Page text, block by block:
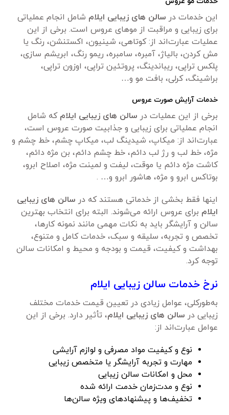
این خدمات در سالن های زیبایی ایلام شامل انجام عملیاتی
برای زیبایی و مراقبت از موهای عروس است. برخی از این
عملیات عبارت‌اند از: کوتاهی، شینیون، اکستنشن، رنگ یا
مش کردن، بالیاژ، آمبره، سامبره، ریمو رنگ، ابریشم سازی،
پلکس تراپی، ریباندینگ، پروتئین تراپی، اوزون تراپی،
براشینگ، کرلی، بافت مو و…
خدمات آرایش صورت عروس
برخی از این عملیات در سالن های زیبایی ایلام که شامل
انجام عملیاتی برای زیبایی و جذابیت صورت عروس است،
عبارت‌اند از: میکاپ، شیدینگ لب، میکاپ چشم، خط چشم و
مژه، خط لب و رژ لب دائم، خط چشم دائم، بن مژه دائم،
کاشت مژه دائم یا موقت، لیفت و لمینت مژه، اصلاح ابرو،
بوتاکس ابرو و مژه، هاشور ابرو و… .
اینها فقط بخشی از خدماتی هستند که در سالن های زیبایی
ایلام برای عروس ارائه می‌شوند. البته برای انتخاب بهترین
سالن و آرایشگر باید به نکات مهمی مانند نمونه کارها،
تخصص و تجربه، سلیقه و سبک، خدمات کامل و متنوع،
بهداشت و کیفیت، قیمت و بودجه و محیط و امکانات سالن
توجه کرد.
نرخ خدمات سالن زیبایی ایلام
به‌طورکلی، عوامل زیادی در تعیین قیمت خدمات مختلف
زیبایی در سالن های زیبایی ایلام، تأثیر دارد. برخی از این
عوامل عبارت‌اند از:
نوع و کیفیت مواد مصرفی و لوازم آرایشی
مهارت و تجربه آرایشگر یا متخصص زیبایی
محل و امکانات سالن زیبایی
نوع و مدت‌زمان خدمت ارائه شده
تخفیف‌ها و پیشنهادهای ویژه سالن‌ها